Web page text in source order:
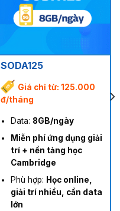
SODA125
Giá chỉ từ: 125.000
đ/tháng
Data: 8GB/ngày
Miễn phí ứng dụng giải
trí + nền tảng học
Cambridge
Phù hợp: Học online,
giải trí nhiều, cần data
lớn